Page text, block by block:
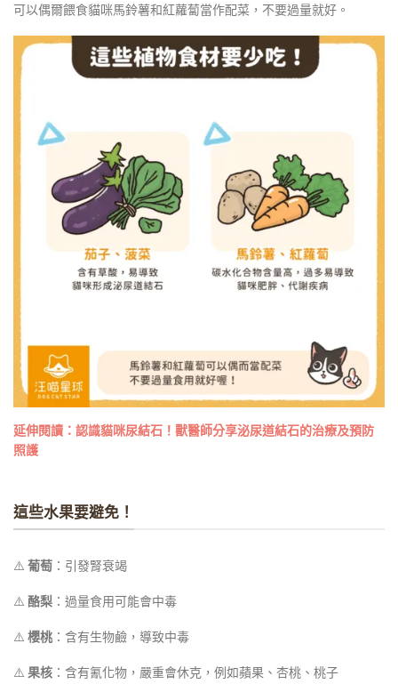
可以偶爾餵食貓咪馬鈴薯和紅蘿蔔當作配菜，不要過量就好。
延伸閱讀： 認識貓咪尿結石！獸醫師分享泌尿道結石的治療及預防
照護
這些水果要避免！
⚠️ 葡萄 ：引發腎衰竭
⚠️ 酪梨 ：過量食用可能會中毒
⚠️ 櫻桃 ：含有生物鹼，導致中毒
⚠️ 果核 ：含有氰化物，嚴重會休克，例如蘋果、杏桃、桃子